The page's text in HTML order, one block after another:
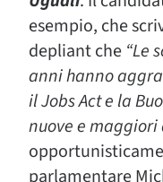
esempio, che
depliant che “Le
anni hanno
il Jobs Act e la
nuove e
parlamentare